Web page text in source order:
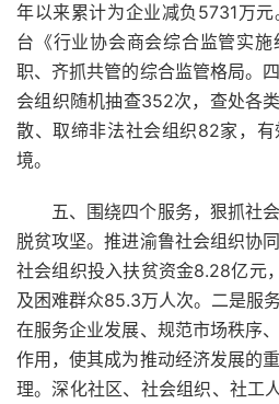
年以来累计为企业减负5731万
台《行业协会商会综合监管实
职、齐抓共管的综合监管格局。
会组织随机抽查352次，查处各
散、取缔非法社会组织82家，
境。
五、围绕四个服务，狠抓社
脱贫攻坚。推进渝鲁社会组织协
社会组织投入扶贫资金8.28亿元
及困难群众85.3万人次。二是服
在服务企业发展、规范市场秩序
作用，使其成为推动经济发展的
理。深化社区、社会组织、社工